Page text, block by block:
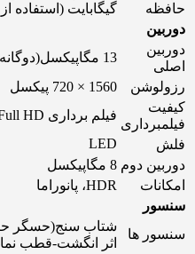
حافظه
گیگابایت (استفاده
دوربین
دوربین
اصلی
13 مگاپیکسل(دوگانه)
رزولوشن
1560 × 720 پیکسل
کیفیت
فیلمبرداری
فیلم برداری Full HD با سرعت 30 فریم در ثانیه
فلش
LED
دوربین دوم 8 مگاپیکسل
امکانات
HDR، پانوراما
سنسور
سنسور ها
شتاب سنج(حسگر
اثر انگشت-قطب